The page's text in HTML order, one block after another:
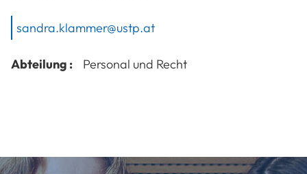
sandra.klammer@ustp.at
Abteilung : Personal und Recht